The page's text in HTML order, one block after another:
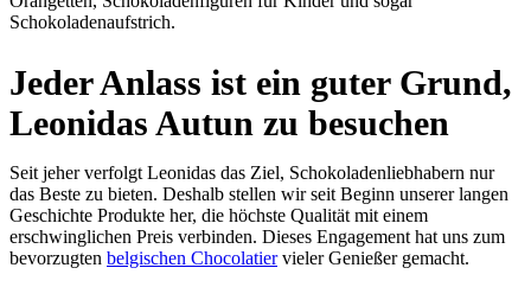
Schokoladenaufstrich.
Jeder Anlass ist ein guter Grund,
Leonidas Autun zu besuchen
Seit jeher verfolgt Leonidas das Ziel, Schokoladenliebhabern nur
das Beste zu bieten. Deshalb stellen wir seit Beginn unserer langen
Geschichte Produkte her, die höchste Qualität mit einem
erschwinglichen Preis verbinden. Dieses Engagement hat uns zum
bevorzugten belgischen Chocolatiervieler Genießer gemacht.